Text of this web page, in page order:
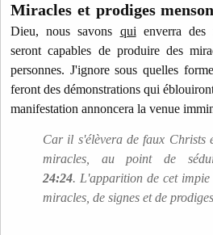
Miracles et prodiges
Dieu, nous savons qui enverra
seront capables de produire des
personnes. J'ignore sous quelles
feront des démonstrations qui
manifestation annoncera la venue
Car il s'élèvera de faux Christs
miracles, au point de
24:24. L'apparition de cet impie
miracles, de signes et de